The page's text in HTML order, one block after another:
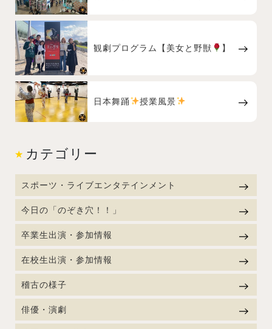
観劇プログラム【美女と野獣 】
日本舞踊 授業風景
カテゴリー
スポーツ・ライブエンタテインメント
今日の「のぞき穴！！」
卒業生出演・参加情報
在校生出演・参加情報
稽古の様子
俳優・演劇